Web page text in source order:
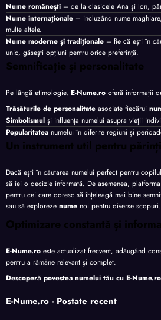
Nume românești – de la clasicele Ana și Ion,
Nume internaționale – incluzând nume
multe altele.
Nume moderne și tradiționale – fie că ești în
unic, găsești opțiuni pentru orice preferință.
Semnificație și personalitate
Pe lângă etimologie, E-Nume.ro oferă informații
Trăsăturile de personalitate asociate fiecărui
Simbolismul și influența numelui asupra vieții
Popularitatea numelui în diferite regiuni și
Un instrument util pentru
Dacă ești în căutarea numelui perfect pentru
să iei o decizie informată. De asemenea,
pentru cei care doresc să înțeleagă mai bine
sau să exploreze nume noi pentru diverse scopuri.
Optimizare constantă și
E-Nume.ro este actualizat frecvent, adăugând
pentru a rămâne relevant și complet.
Descoperă povestea numelui tău cu E-Nume.ro
E-Nume.ro - Postate recent